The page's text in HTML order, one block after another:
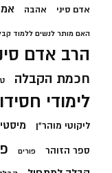
אדם סיני אהבה
האם מותר לנשים ללמוד
הרב אדם
חכמת הקבלה
לימודי
ליקוטי מוהר"ן
ספר הזוהר פורים